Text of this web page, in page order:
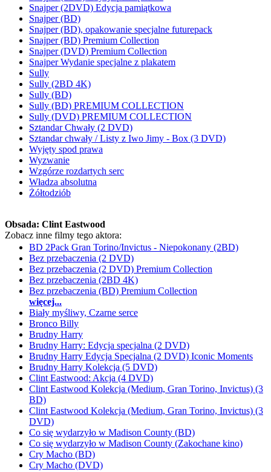
Snajper (2DVD) Edycja pamiątkowa
Snajper (BD)
Snajper (BD), opakowanie specjalne futurepack
Snajper (BD) Premium Collection
Snajper (DVD) Premium Collection
Snajper Wydanie specjalne z plakatem
Sully
Sully (2BD 4K)
Sully (BD)
Sully (BD) PREMIUM COLLECTION
Sully (DVD) PREMIUM COLLECTION
Sztandar Chwały (2 DVD)
Sztandar chwały / Listy z Iwo Jimy - Box (3 DVD)
Wyjęty spod prawa
Wyzwanie
Wzgórze rozdartych serc
Władza absolutna
Żółtodziób
Obsada: Clint Eastwood
Zobacz inne filmy tego aktora:
BD 2Pack Gran Torino/Invictus - Niepokonany (2BD)
Bez przebaczenia (2 DVD)
Bez przebaczenia (2 DVD) Premium Collection
Bez przebaczenia (2BD 4K)
Bez przebaczenia (BD) Premium Collection
więcej...
Biały myśliwy, Czarne serce
Bronco Billy
Brudny Harry
Brudny Harry: Edycja specjalna (2 DVD)
Brudny Harry Edycja Specjalna (2 DVD) Iconic Moments
Brudny Harry Kolekcja (5 DVD)
Clint Eastwood: Akcja (4 DVD)
Clint Eastwood Kolekcja (Medium, Gran Torino, Invictus) (3
BD)
Clint Eastwood Kolekcja (Medium, Gran Torino, Invictus) (3
DVD)
Co się wydarzyło w Madison County (BD)
Co się wydarzyło w Madison County (Zakochane kino)
Cry Macho (BD)
Cry Macho (DVD)